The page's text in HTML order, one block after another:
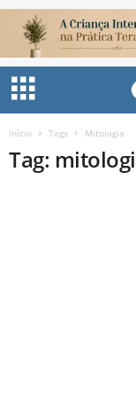
Início Tags Mitologia
Tag: